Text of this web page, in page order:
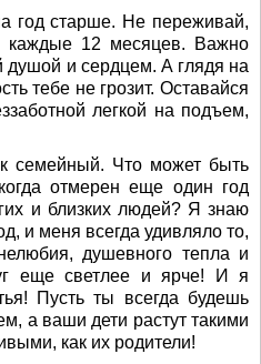
год старше. Не переживай,
каждые 12 месяцев. Важно
душой и сердцем. А глядя на
тебе не грозит. Оставайся
легкой на подъем,
семейный. Что может быть
отмерен еще один год
и близких людей? Я знаю
и меня всегда удивляло то,
душевного тепла и
еще светлее и ярче! И я
Пусть ты всегда будешь
а ваши дети растут такими
как их родители!